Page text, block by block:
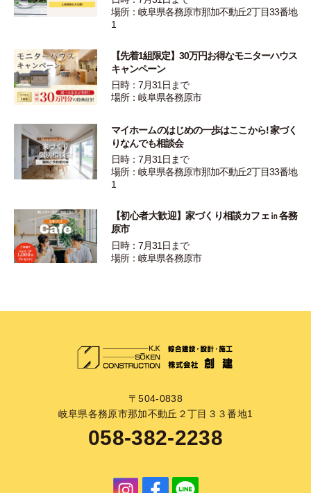
場所：岐阜県各務原市那加不動丘2丁目33番地
1
【先着1組限定】30万円お得なモニターハウス
キャンペーン
日時：7月31日まで
場所：岐阜県各務原市
マイホームのはじめの一歩はここから! 家づく
りなんでも相談会
日時：7月31日まで
場所：岐阜県各務原市那加不動丘2丁目33番地
1
【初心者大歓迎】家づくり相談カフェ㏌各務
原市
日時：7月31日まで
場所：岐阜県各務原市
〒504-0838
岐阜県各務原市那加不動丘２丁目３３番地1
058-382-2238